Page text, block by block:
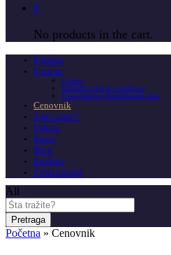
0
No products in the cart.
Početna
O nama
O nama
Insignitus GOLD u medijima
Česta pitanja o investicionom zlatu
Cenovnik
Zašto zlato?
Usluge
Berza
Blog
Kontakt
Česta pitanja
All
Pretraga
Početna » Cenovnik